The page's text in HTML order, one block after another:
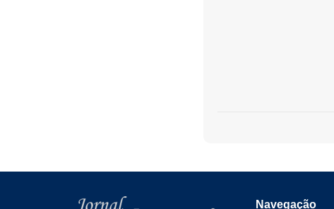
Navegação